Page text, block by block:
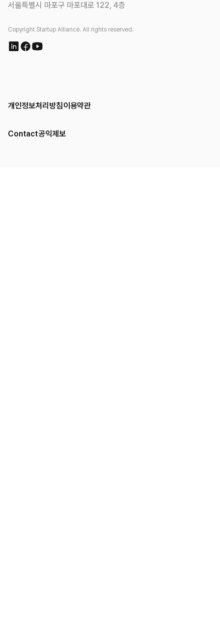
서울특별시 마포구 마포대로 122, 4층
Copyright Startup Alliance. All rights reserved.
개인정보처리방침이용약관
Contact공익제보